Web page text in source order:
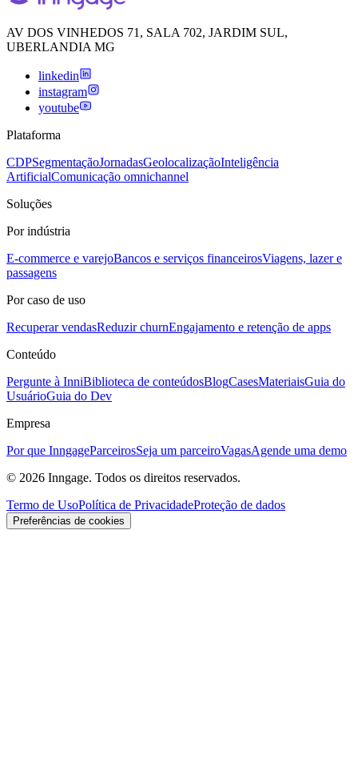
AV DOS VINHEDOS 71, SALA 702, JARDIM SUL,
UBERLANDIA MG
linkedin
instagram
youtube
Plataforma
CDPSegmentaçãoJornadasGeolocalizaçãoInteligência
ArtificialComunicação omnichannel
Soluções
Por indústria
E-commerce e varejoBancos e serviços financeirosViagens, lazer e
passagens
Por caso de uso
Recuperar vendasReduzir churnEngajamento e retenção de apps
Conteúdo
Pergunte à InniBiblioteca de conteúdosBlogCasesMateriaisGuia do
UsuárioGuia do Dev
Empresa
Por que InngageParceirosSeja um parceiroVagasAgende uma demo
© 2026 Inngage. Todos os direitos reservados.
Termo de UsoPolítica de PrivacidadeProteção de dados
Preferências de cookies